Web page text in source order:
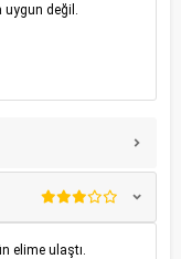
değil.
elime ulaştı.